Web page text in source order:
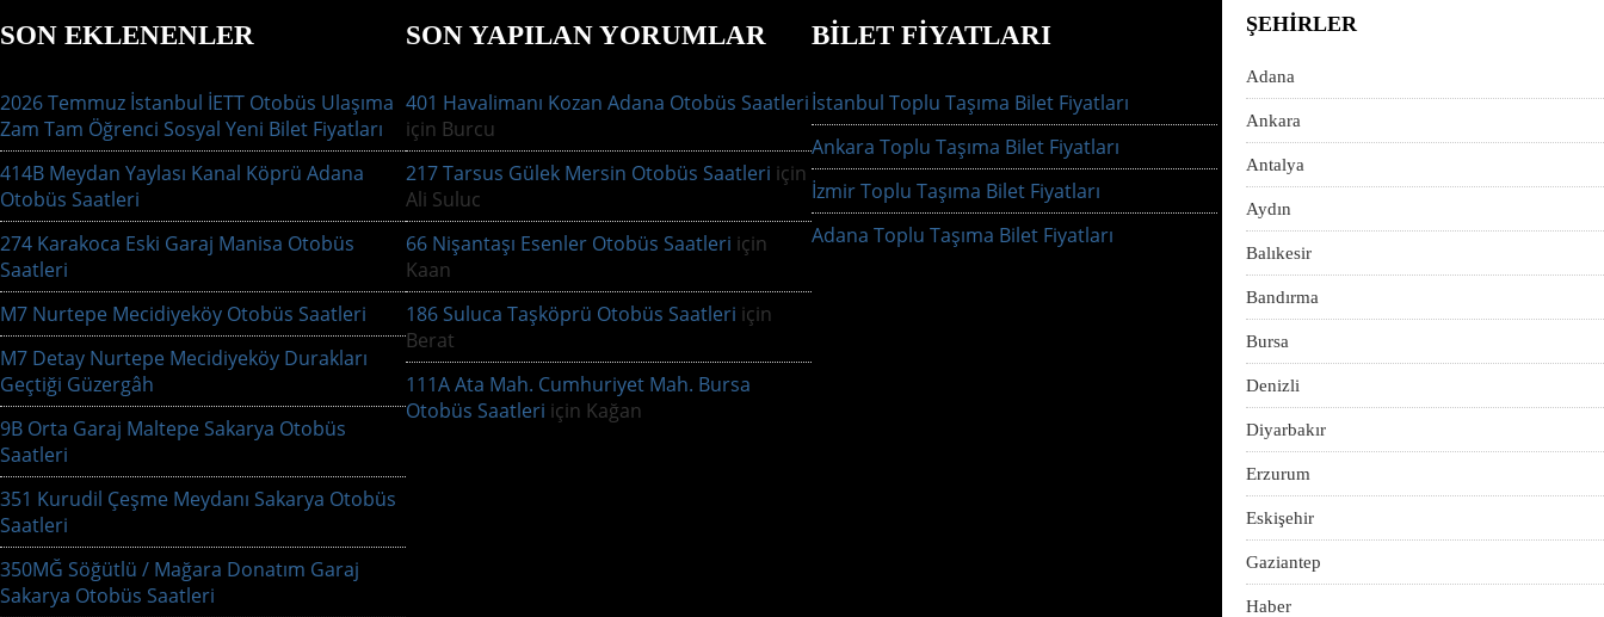
ŞEHIRLER
Adana
Ankara
Antalya
Aydın
Balıkesir
Bandırma
Bursa
Denizli
Diyarbakır
Erzurum
Eskişehir
Gaziantep
Haber
SON EKLENENLER
2026 Temmuz İstanbul İETT Otobüs Ulaşıma
Zam Tam Öğrenci Sosyal Yeni Bilet Fiyatları
414B Meydan Yaylası Kanal Köprü Adana
Otobüs Saatleri
274 Karakoca Eski Garaj Manisa Otobüs
Saatleri
M7 Nurtepe Mecidiyeköy Otobüs Saatleri
M7 Detay Nurtepe Mecidiyeköy Durakları
Geçtiği Güzergâh
9B Orta Garaj Maltepe Sakarya Otobüs
Saatleri
351 Kurudil Çeşme Meydanı Sakarya Otobüs
Saatleri
350MĞ Söğütlü / Mağara Donatım Garaj
Sakarya Otobüs Saatleri
SON YAPILAN YORUMLAR
401 Havalimanı Kozan Adana Otobüs Saatleri
için Burcu
217 Tarsus Gülek Mersin Otobüs Saatleri için
Ali Suluc
66 Nişantaşı Esenler Otobüs Saatleri için
Kaan
186 Suluca Taşköprü Otobüs Saatleri için
Berat
111A Ata Mah. Cumhuriyet Mah. Bursa
Otobüs Saatleri için Kağan
BILET FIYATLARI
İstanbul Toplu Taşıma Bilet Fiyatları
Ankara Toplu Taşıma Bilet Fiyatları
İzmir Toplu Taşıma Bilet Fiyatları
Adana Toplu Taşıma Bilet Fiyatları